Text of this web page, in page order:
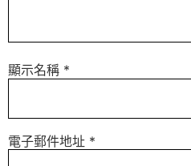
顯示名稱 *
電子郵件地址 *